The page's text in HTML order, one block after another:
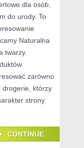
WASTE
dla osób,
do urody. To
Naturalna
twarzy.
zarówno
drogerie, którzy
strony
CONTINUE